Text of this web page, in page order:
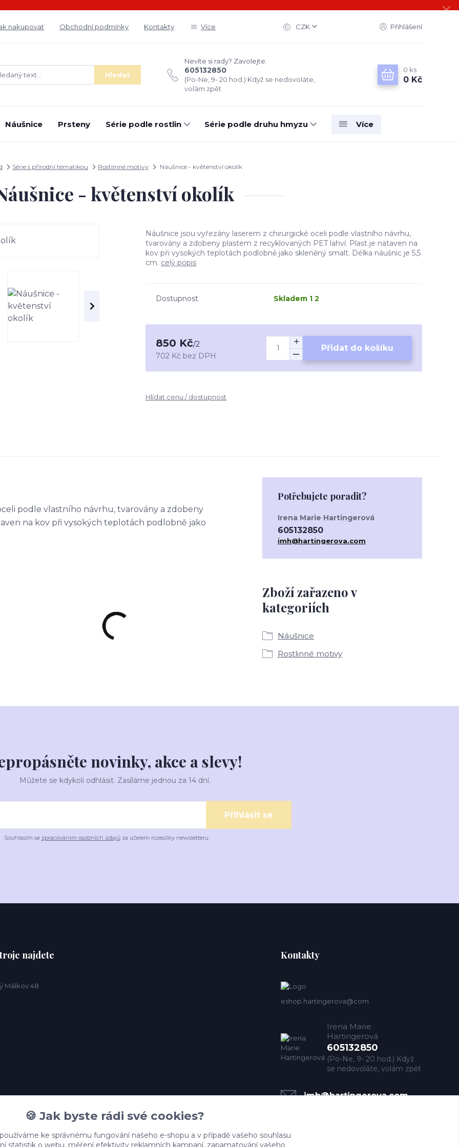
nakupovat Obchodní podmínky Kontakty Více CZK Přihlášení
Hledat
Nevíte si rady? Zavolejte.
605132850
(Po-Ne, 9- 20 hod.) Když se nedovoláte,
volám zpět
0 ks
0 Kč
Náušnice Prsteny Série podle rostlin Série podle druhu hmyzu Více
Série s přírodní tématikou Rostlinné motivy Náušnice - květenství okolík
- květenství okolík
Náušnice jsou vyřezány laserem z chirurgické oceli podle vlastního návrhu,
tvarovány a zdobeny plastem z recyklovaných PET lahví. Plast je nataven na
kov při vysokých teplotách podlobně jako skleněný smalt. Délka náušnic je 5,5
cm. celý popis
Dostupnost Skladem 1 2
850 Kč/2
702 Kč bez DPH
Přidat do košíku
Hlídat cenu / dostupnost
podle vlastního návrhu, tvarovány a zdobeny
na kov při vysokých teplotách podlobně jako
Zboží zařazeno v
kategoriích
Náušnice
Rostlinné motivy
Potřebujete poradit?
Irena Marie Hartingerová
605132850
imh@hartingerova.com
novinky, akce a slevy!
Můžete se kdykoli odhlásit. Zasíláme jednou za 14 dní.
Přihlásit se
Souhlasím se zpracováním osobních údajůza účelem rozesílky newsletteru.
najdete
Málkov 48
Kontakty
eshop.hartingerova@com
Irena Marie
Hartingerová
605132850
(Po-Ne, 9- 20 hod.) Když
se nedovoláte, volám zpět
imh@hartingerova.com
🍪 Jak byste rádi své cookies?
ke správnému fungování našeho e-shopu a v případě vašeho souhlasu
statistik o webu, měření efektivity reklamních kampaní, zapamatování vašeho